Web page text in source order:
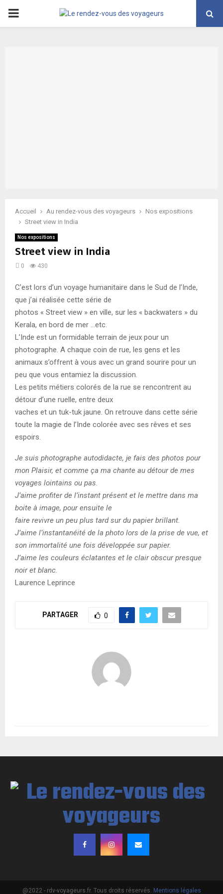
PRIMARY
Accueil Au rendez-vous des voyageurs
Nos expositions
Street view in India
Nos expositions
Street view in India
0 430
C’est lors d’un voyage humanitaire dans le Sud de l’Inde,
que j’ai réalisée cette série de
photos « Street view » en ville, sur les « backwaters » du
Kerala, en bord de mer …etc.
L’Inde est un formidable terrain de jeux pour un
photographe. A chaque coin de rue, les gens et les
animaux s’offrent à vous avec un grand sourire pour un
peu que vous entamiez la discussion.
Les petits métiers colorés de la rue se rencontrent au
détour d’une ruelle, entre deux
vaches et un tuk-tuk jaune. On retrouve dans cette série
toute la magie de l’Inde colorée avec ses rêves et ses
espoirs.
Je suis photographe autodidacte, je fais des photos pour
mon Plaisir, et comme ça ma chante au détour de mes
voyages lointains ou pas.
J’aime profiter de l’instant présent et le mettre dans ma
boite à image, pour ensuite le
faire revivre un peu plus tard sur du papier brillant.
J’aime l’instantanéité de la photo lors de la prise de vue, et
son immortalité une fois développée sur papier.
J’aime les couleurs éclatantes et le clair obscur presque
noir et blanc.
Laurence Leprince
PARTAGER 0
@2022 - rdv-voyageurs.fr. Tous droits réservés. Mentions légales